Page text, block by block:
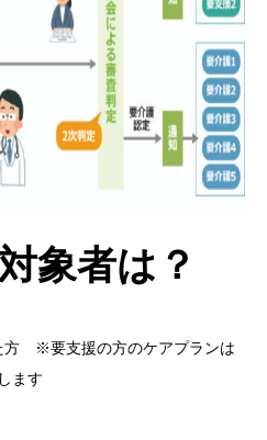
象者は？
方 ※要支援の方のケアプランは
ます